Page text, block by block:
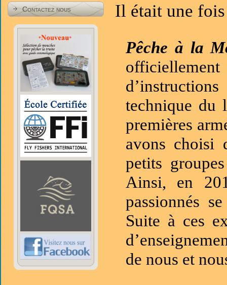
Contactez nous Il était une
Pêche à la
technique du
premières
avons choisi
petits
Ainsi, en
passionnés
Suite à ces
de nous et